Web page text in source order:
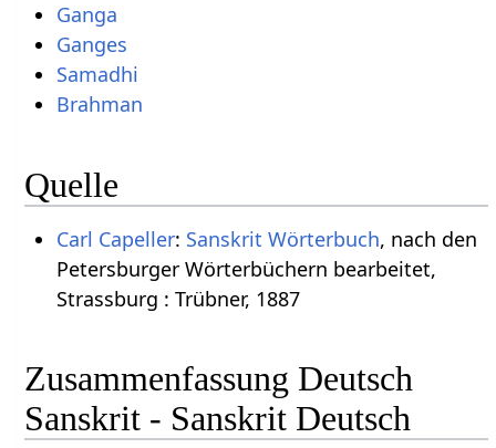
Ganga
Ganges
Samadhi
Brahman
Quelle
Carl Capeller: Sanskrit Wörterbuch, nach den
Petersburger Wörterbüchern bearbeitet,
Strassburg : Trübner, 1887
Zusammenfassung Deutsch
Sanskrit - Sanskrit Deutsch